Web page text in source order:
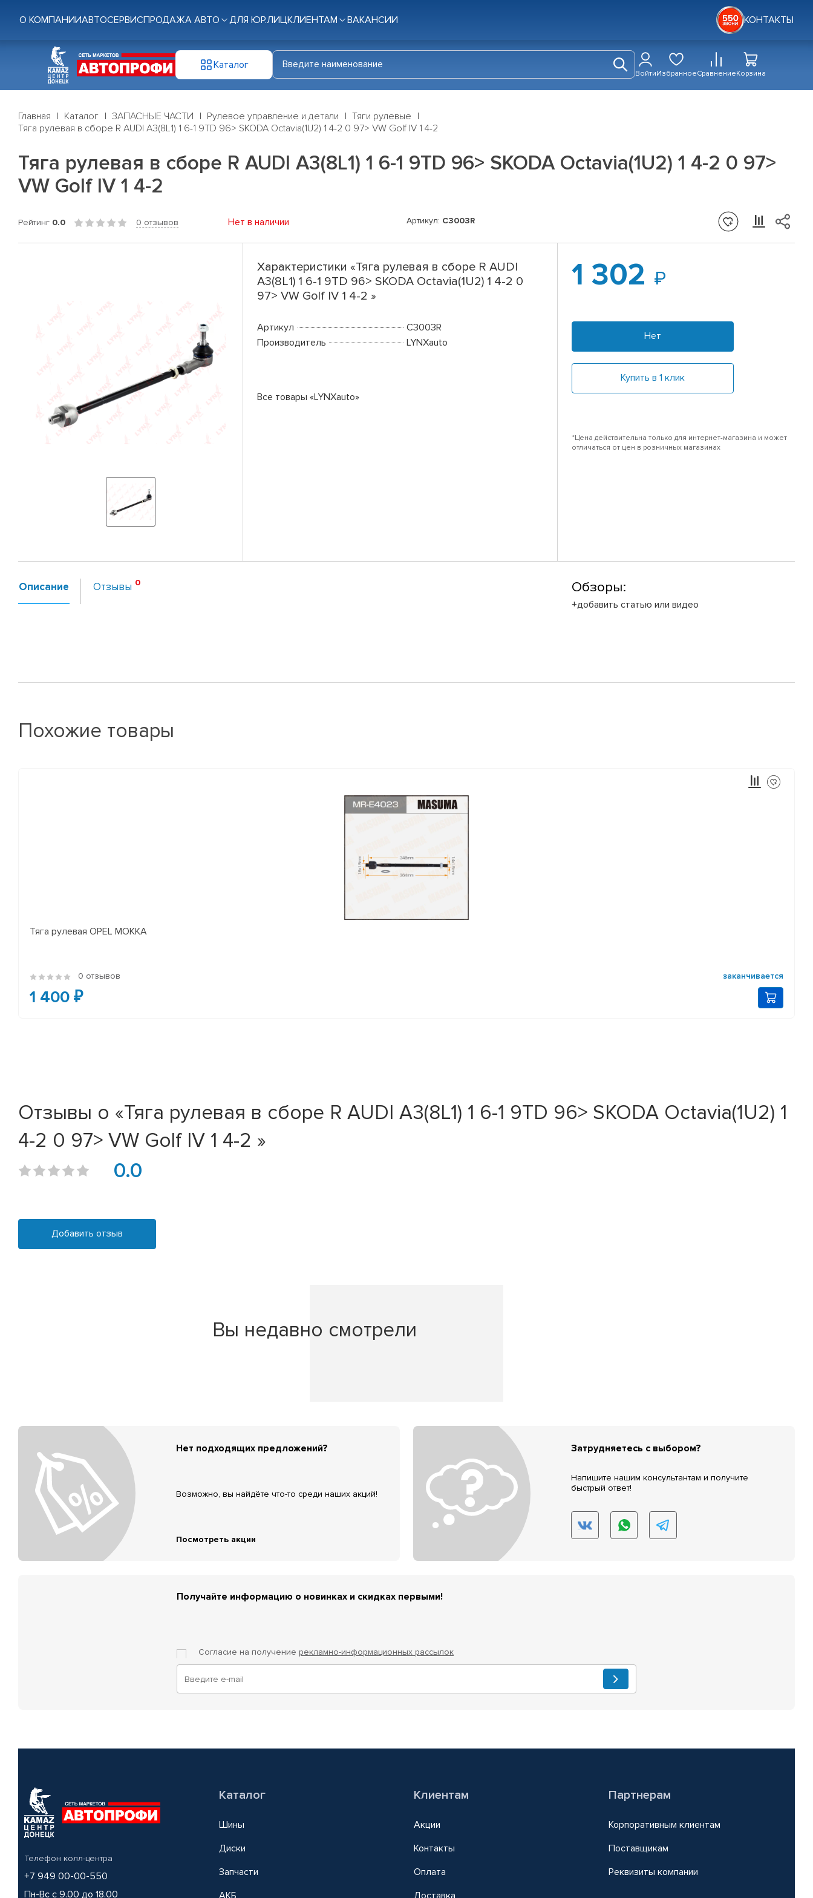
О КОМПАНИИАВТОСЕРВИСПРОДАЖА АВТО ДЛЯ ЮР.ЛИЦКЛИЕНТАМ ВАКАНСИИ КОНТАКТЫ
Каталог
ВойтиИзбранноеСравнениеКорзина
Главная Каталог ЗАПАСНЫЕ ЧАСТИ Рулевое управление и детали
Тяги рулевые
Тяга рулевая в сборе R AUDI A3(8L1) 1 6-1 9TD 96> SKODA Octavia(1U2) 1 4-2 0 97> VW Golf IV 1 4-2
Тяга рулевая в сборе R AUDI A3(8L1) 1 6-1 9TD 96> SKODA Octavia(1U2) 1 4-2 0 97>
VW Golf IV 1 4-2
Рейтинг 0.0 0 отзывов Нет в наличии Артикул: C3003R
Характеристики «Тяга рулевая в сборе R AUDI
A3(8L1) 1 6-1 9TD 96> SKODA Octavia(1U2) 1 4-2 0
97> VW Golf IV 1 4-2 »
Артикул
C3003R
Производитель
LYNXauto
Все товары «LYNXauto»
1 302
Нет
Купить в 1 клик
*Цена действительна только для интернет-магазина и может
отличаться от цен в розничных магазинах
Описание Отзывы Обзоры:
+добавить статью или видео
Похожие товары
Тяга рулевая OPEL MOKKA
0 отзывов заканчивается
1 400 ₽
Отзывы о «Тяга рулевая в сборе R AUDI A3(8L1) 1 6-1 9TD 96> SKODA Octavia(1U2) 1
4-2 0 97> VW Golf IV 1 4-2 »
0.0
Добавить отзыв
Вы недавно смотрели
Нет подходящих предложений?
Возможно, вы найдёте что-то среди наших акций!
Посмотреть акции
Затрудняетесь с выбором?
Напишите нашим консультантам и получите
быстрый ответ!
Получайте информацию о новинках и скидках первыми!
Согласие на получение рекламно-информационных рассылок
Телефон колл-центра
+7 949 00-00-550
Пн-Вс с 9.00 до 18.00
Каталог
Шины
Диски
Запчасти
АКБ
Клиентам
Акции
Контакты
Оплата
Доставка
Партнерам
Корпоративным клиентам
Поставщикам
Реквизиты компании